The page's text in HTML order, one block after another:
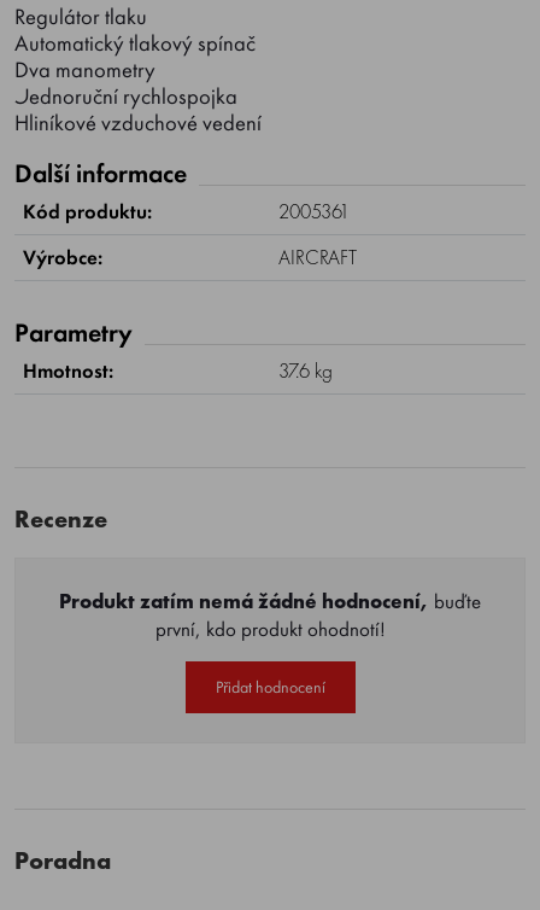
Regulátor tlaku
Automatický tlakový spínač
Dva manometry
Jednoruční rychlospojka
Hliníkové vzduchové vedení
Další informace
Kód produktu:
2005361
Výrobce:
AIRCRAFT
Parametry
Hmotnost: 37.6 kg
Recenze
Produkt zatím nemá žádné hodnocení, buďte
první, kdo produkt ohodnotí!
Přidat hodnocení
Poradna